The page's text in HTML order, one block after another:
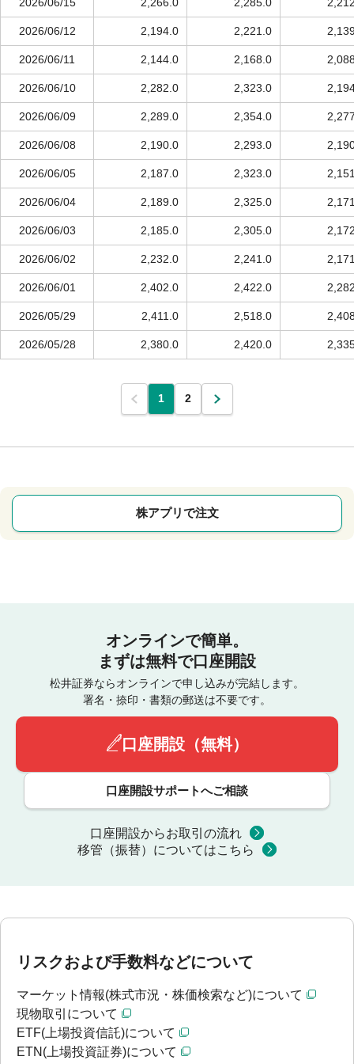
2026/06/12 2,194.0 2,221.0
2026/06/11 2,144.0 2,168.0
2026/06/10 2,282.0 2,323.0
2026/06/09 2,289.0 2,354.0
2026/06/08 2,190.0 2,293.0
2026/06/05 2,187.0 2,323.0
2026/06/04 2,189.0 2,325.0
2026/06/03 2,185.0 2,305.0
2026/06/02 2,232.0 2,241.0
2026/06/01 2,402.0 2,422.0
2026/05/29 2,411.0 2,518.0
2026/05/28 2,380.0 2,420.0
1 2
株アプリで注文
オンラインで簡単。
まずは無料で口座開設
松井証券ならオンラインで申し込みが完結します。
署名・捺印・書類の郵送は不要です。
口座開設（無料）
口座開設サポートへご相談
口座開設からお取引の流れ
移管（振替）についてはこちら
リスクおよび手数料などについて
マーケット情報(株式市況・株価検索など)について
現物取引について
ETF(上場投資信託)について
ETN(上場投資証券)について